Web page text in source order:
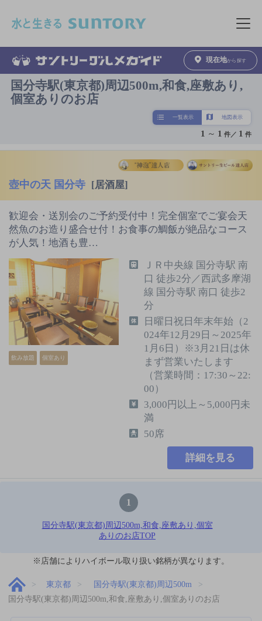
メニュ
現在地から探す
国分寺駅(東京都)周辺500m,和食,座敷あり,
個室ありのお店
一覧表示 地図表示
1 ～ 1 件／ 1 件
壺中の天 国分寺 [居酒屋]
歓迎会・送別会のご予約受付中！完全個室でご宴会天
然魚のお造り盛合せ付！お食事の鯛飯が絶品なコース
が人気！地酒も豊…
飲み放題 個室あり
ＪＲ中央線 国分寺駅 南
口 徒歩2分／西武多摩湖
線 国分寺駅 南口 徒歩2
分
日曜日祝日年末年始（2
024年12月29日～2025年
1月6日）※3月21日は休
まず営業いたします
（営業時間：17:30～22:
00）
3,000円以上～5,000円未
満
50席
詳細を見る
1
国分寺駅(東京都)周辺500m,和食,座敷あり,個室
ありのお店TOP
※店舗によりハイボール取り扱い銘柄が異なります。
東京都
国分寺駅(東京都)周辺500m
国分寺駅(東京都)周辺500m,和食,座敷あり,個室ありのお店